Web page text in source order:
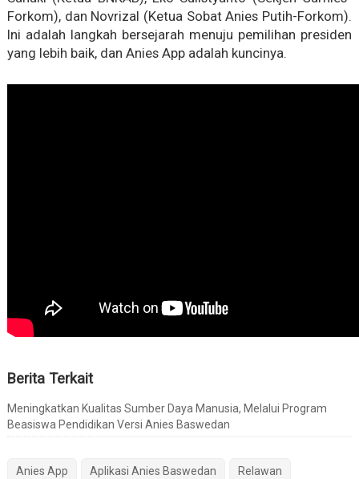
Forkom), dan Novrizal (Ketua Sobat Anies Putih-Forkom).
Ini adalah langkah bersejarah menuju pemilihan presiden
yang lebih baik, dan Anies App adalah kuncinya.
Berita Terkait
Meningkatkan Kualitas Sumber Daya Manusia, Melalui Program
Beasiswa Pendidikan Versi Anies Baswedan
Anies App Aplikasi Anies Baswedan Relawan